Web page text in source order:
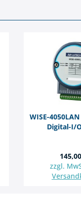
WISE-
Digital-I/
zzgl.